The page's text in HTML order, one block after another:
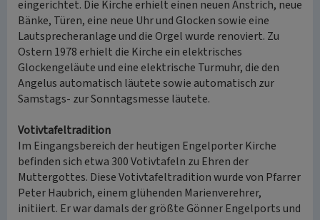
eingerichtet. Die Kirche erhielt einen neuen Anstrich, neue
Bänke, Türen, eine neue Uhr und Glocken sowie eine
Lautsprecheranlage und die Orgel wurde renoviert. Zu
Ostern 1978 erhielt die Kirche ein elektrisches
Glockengeläute und eine elektrische Turmuhr, die den
Angelus automatisch läutete sowie automatisch zur
Samstags- zur Sonntagsmesse läutete.
Votivtafeltradition
Im Eingangsbereich der heutigen Engelporter Kirche
befinden sich etwa 300 Votivtafeln zu Ehren der
Muttergottes. Diese Votivtafeltradition wurde von Pfarrer
Peter Haubrich, einem glühenden Marienverehrer,
initiiert. Er war damals der größte Gönner Engelports und